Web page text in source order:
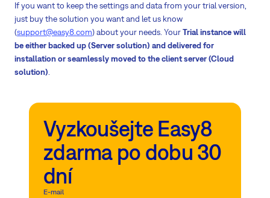
If you want to keep the settings and data from your trial version,
just buy the solution you want and let us know
(support@easy8.com) about your needs. YourTrial instance will
be either backed up (Server solution) and delivered for
installation or seamlessly moved to the client server (Cloud
solution)
Vyzkoušejte Easy8
zdarma po dobu 30
dní
E-mail